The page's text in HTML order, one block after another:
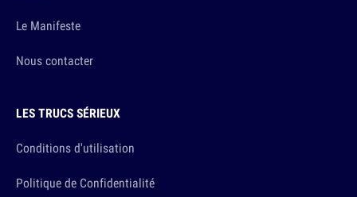
Le Manifeste
Nous contacter
LES TRUCS SÉRIEUX
Conditions d'utilisation
Politique de Confidentialité